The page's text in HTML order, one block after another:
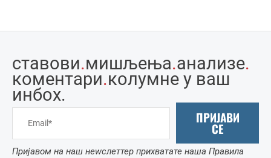
ставови.мишљења.анализе.
коментари.колумне у ваш
инбоx.
ПРИЈАВИ
СЕ
Пријавом на наш неwслеттер прихватате наша Правила